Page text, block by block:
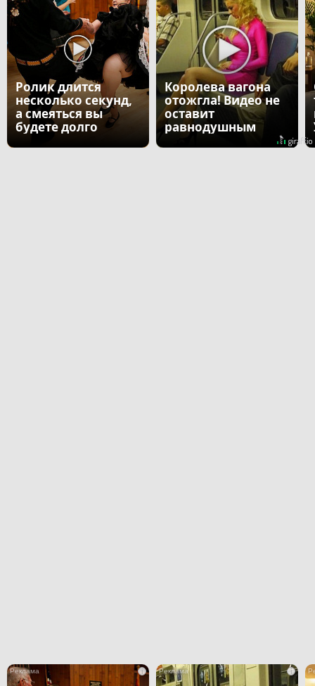
Ролик длится
несколько секунд,
а смеяться вы
будете долго
Королева вагона
отожгла! Видео не
оставит
равнодушным
i i